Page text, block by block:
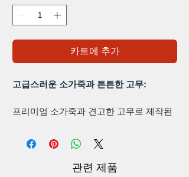
카트에 추가
고급스러운 소가죽과 튼튼한 고무:
프리미엄 소가죽과 견고한 고무로 제작된
요. .
비할 데 없는 편안함:관련 제품